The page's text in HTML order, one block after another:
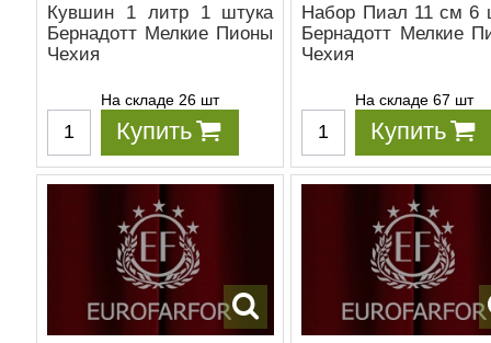
Кувшин 1 литр 1 штука
Бернадотт Мелкие Пионы
Чехия
На складе 26 шт
Купить
Набор Пиал 11 см 6
Бернадотт Мелкие
Чехия
На складе 67 шт
Купить